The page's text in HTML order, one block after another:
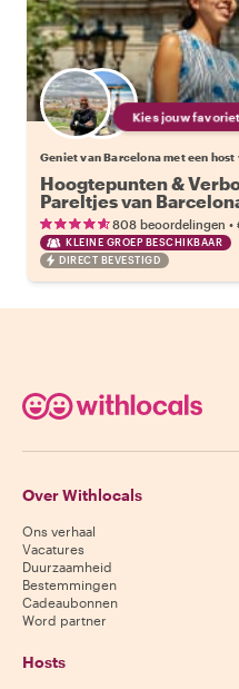
Kies jouw
Geniet van Barcelona met een host
Hoogtepunten &
Pareltjes van
808 beoordelingen •
KLEINE GROEP BESCHIKBAAR
DIRECT BEVESTIGD
Over Withlocals
Ons verhaal
Vacatures
Duurzaamheid
Bestemmingen
Cadeaubonnen
Word partner
Hosts